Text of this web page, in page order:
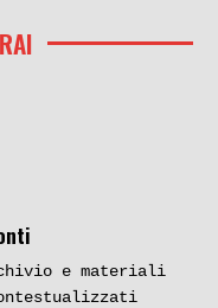
e materiali